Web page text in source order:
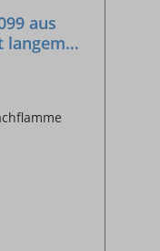
aus
langem